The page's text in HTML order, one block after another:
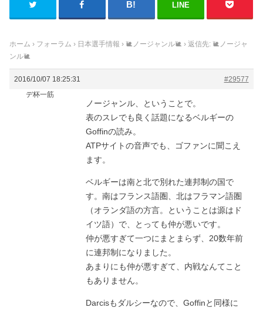
LINE
ホーム › フォーラム › 日本選手情報 › 🐌ノージャンル🐌 › 返信先: 🐌ノージャ
ンル🐌
2016/10/07 18:25:31
#29577
デ杯一筋
ノージャンル、ということで。
表のスレでも良く話題になるベルギーの
Goffinの読み。
ATPサイトの音声でも、ゴファンに聞こえ
ます。
ベルギーは南と北で別れた連邦制の国で
す。南はフランス語圏、北はフラマン語圏
（オランダ語の方言。ということは源はド
イツ語）で、とっても仲が悪いです。
仲が悪すぎて一つにまとまらず、20数年前
に連邦制になりました。
あまりにも仲が悪すぎて、内戦なんてこと
もありません。
Darcisもダルシーなので、Goffinと同様に